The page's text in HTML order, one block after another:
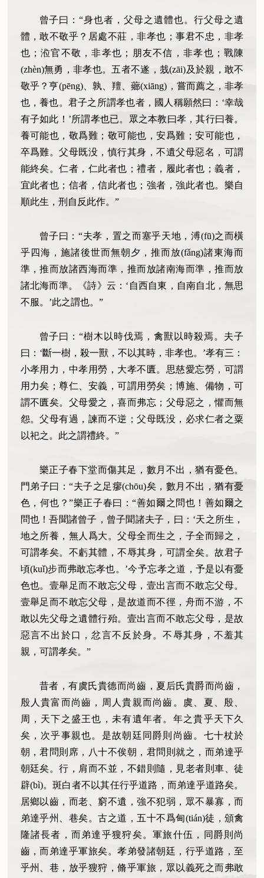
曾子曰：“身也者，父母之遺體也。行父母之遺
體，敢不敬乎？居處不莊，非孝也；事君不忠，非孝
也；涖官不敬，非孝也；朋友不信，非孝也；戰陳
(zhèn)無勇，非孝也。五者不遂，烖(zāi)及於親，敢不
敬乎？亨(pēng)、孰、羶、薌(xiāng)，嘗而薦之，非孝
也，養也。君子之所謂孝也者，國人稱願然曰：‘幸哉
有子如此！’所謂孝也已。眾之本教曰孝，其行曰養。
養可能也，敬爲難；敬可能也，安爲難；安可能也，
卒爲難。父母既没，慎行其身，不遺父母惡名，可謂
能終矣。仁者，仁此者也；禮者，履此者也；義者，
宜此者也；信者，信此者也；強者，強此者也。樂自
順此生，刑自反此作。”
曾子曰：“夫孝，置之而塞乎天地，溥(fū)之而橫
乎四海，施諸後世而無朝夕，推而放(fǎng)諸東海而
準，推而放諸西海而準，推而放諸南海而準，推而放
諸北海而準。《詩》云：‘自西自東，自南自北，無思
不服。’此之謂也。”
曾子曰：“樹木以時伐焉，禽獸以時殺焉。夫子
曰：‘斷一樹，殺一獸，不以其時，非孝也。’孝有三：
小孝用力，中孝用勞，大孝不匱。思慈愛忘勞，可謂
用力矣；尊仁、安義，可謂用勞矣；博施、備物，可
謂不匱矣。父母愛之，喜而弗忘；父母惡之，懼而無
怨。父母有過，諫而不逆；父母既没，必求仁者之粟
以祀之。此之謂禮終。”
樂正子春下堂而傷其足，數月不出，猶有憂色。
門弟子曰：“夫子之足瘳(chōu)矣，數月不出，猶有憂
色，何也？”樂正子春曰：“善如爾之問也！善如爾之
問也！吾聞諸曾子，曾子聞諸夫子，曰：‘天之所生，
地之所養，無人爲大。父母全而生之，子全而歸之，
可謂孝矣。不虧其體，不辱其身，可謂全矣。故君子
頃(kuǐ)步而弗敢忘孝也。’今予忘孝之道，予是以有憂
色也。壹舉足而不敢忘父母，壹出言而不敢忘父母。
壹舉足而不敢忘父母，是故道而不徑，舟而不游，不
敢以先父母之遺體行殆。壹出言而不敢忘父母，是故
惡言不出於口，忿言不反於身。不辱其身，不羞其
親，可謂孝矣。”
昔者，有虞氏貴德而尚齒，夏后氏貴爵而尚齒，
殷人貴富而尚齒，周人貴親而尚齒。虞、夏、殷、
周，天下之盛王也，未有遺年者。年之貴乎天下久
矣，次乎事親也。是故朝廷同爵則尚齒。七十杖於
朝，君問則席，八十不俟朝，君問則就之，而弟達乎
朝廷矣。行，肩而不並，不錯則隨，見老者則車、徒
辟(bì)。斑白者不以其任行乎道路，而弟達乎道路矣。
居鄉以齒，而老、窮不遺，強不犯弱，眾不暴寡，而
弟達乎州、巷矣。古之道，五十不爲甸(tián)徒，頒禽
隆諸長者，而弟達乎獀狩矣。軍旅什伍，同爵則尚
齒，而弟達乎軍旅矣。孝弟發諸朝廷，行乎道路，至
乎州、巷，放乎獀狩，脩乎軍旅，眾以義死之而弗敢